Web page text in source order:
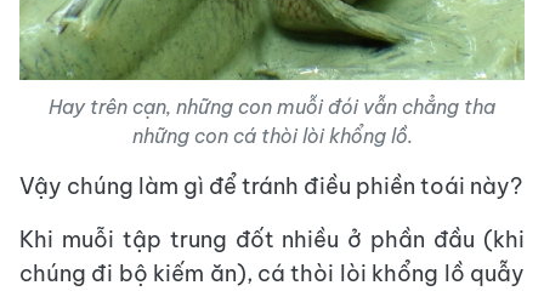
Hay trên cạn, những con muỗi đói vẫn chẳng tha
những con cá thòi lòi khổng lồ.
Vậy chúng làm gì để tránh điều phiền toái này?
Khi muỗi tập trung đốt nhiều ở phần đầu (khi
chúng đi bộ kiếm ăn), cá thòi lòi khổng lồ quẫy